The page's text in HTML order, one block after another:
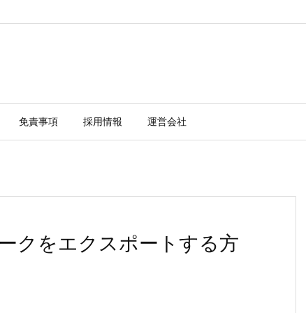
免責事項 採用情報 運営会社
クをエクスポートする方